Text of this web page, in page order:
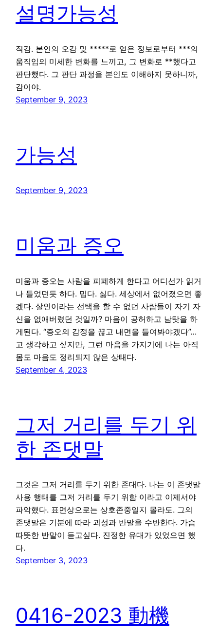
설명가능성
직감. 본인의 오감 및 *****로 얻은 정보로부터 ***의
움직임의 미세한 변화를 느끼고, 그 변화로 **했다고
판단했다. 그 판단 과정을 본인도 이해하지 못하니까,
감이야.
September 9, 2023
가능성
September 9, 2023
미움과 증오
미움과 증오는 사람을 피폐하게 한다고 어디선가 읽거
나 들었던듯 하다. 밉다. 싫다. 세상에서 없어졌으면 좋
겠다. 살인이라는 선택을 할 수 없던 사람들이 자기 자
신을 없애버렸던 것일까? 마음이 공허하고 남탓을 하
게된다. “증오의 감정을 끊고 내면을 들여봐야겠다”…
고 생각하고 싶지만, 그런 마음을 가지기에 나는 아직
몸도 마음도 정리되지 않은 상태다.
September 4, 2023
그저 거리를 두기 위
한 존댓말
그것은 그저 거리를 두기 위한 존대다. 나는 이 존댓말
사용 행태를 그저 거리를 두기 위함 이라고 이제서야
파악했다. 표면상으로는 상호존중일지 몰라도. 그의
존댓말은 기분에 따라 괴성과 반말을 수반한다. 가슴
따뜻한 반말이 듣고싶다. 진정한 유대가 있었으면 했
다.
September 3, 2023
0416-2023 動機